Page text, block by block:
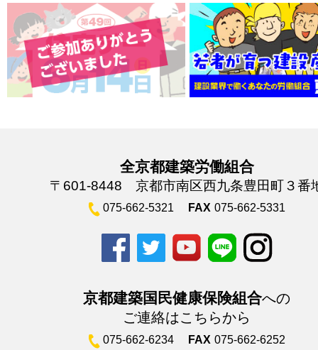
全京都建築労働組合
〒601-8448 京都市南区西九条豊田町３番
075-662-5321 FAX 075-662-5331
京都建築国民健康保険組合への
ご連絡はこちらから
075-662-6234 FAX 075-662-6252